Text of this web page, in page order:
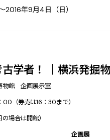
2016年9月4日（日）
学者！ ｜横浜発掘
物館 企画展示室
（券売は16：30まで）
場合は開館）
企画展